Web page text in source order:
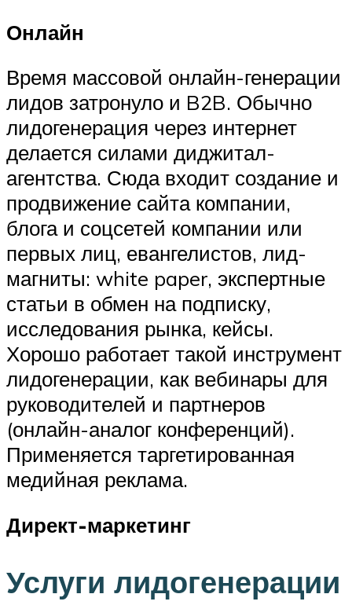
Онлайн
Время массовой онлайн-генерации
лидов затронуло и B2B. Обычно
лидогенерация через интернет
делается силами диджитал-
агентства. Сюда входит создание и
продвижение сайта компании,
блога и соцсетей компании или
первых лиц, евангелистов, лид-
магниты: white paper, экспертные
статьи в обмен на подписку,
исследования рынка, кейсы.
Хорошо работает такой инструмент
лидогенерации, как вебинары для
руководителей и партнеров
(онлайн-аналог конференций).
Применяется таргетированная
медийная реклама.
Директ-маркетинг
Услуги лидогенерации